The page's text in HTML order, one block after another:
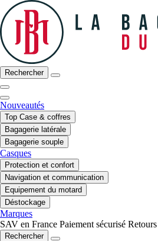
Rechercher
Nouveautés
Top Case & coffres
Bagagerie latérale
Bagagerie souple
Casques
Protection et confort
Navigation et communication
Equipement du motard
Déstockage
Marques
SAV en France Paiement sécurisé
Rechercher